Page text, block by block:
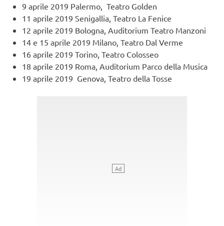
9 aprile 2019 Palermo, Teatro Golden
11 aprile 2019 Senigallia, Teatro La Fenice
12 aprile 2019 Bologna, Auditorium Teatro Manzoni
14 e 15 aprile 2019 Milano, Teatro Dal Verme
16 aprile 2019 Torino, Teatro Colosseo
18 aprile 2019 Roma, Auditorium Parco della Musica
19 aprile 2019 Genova, Teatro della Tosse